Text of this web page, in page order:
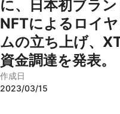
に、日本初ブラ
NFTによるロイ
ムの立ち上げ、
資金調達を発表。
作成日
2023/03/15